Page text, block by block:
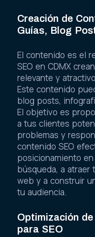
Creación de
Guías, Blog
El contenido es el
SEO en CDMX
relevante y
Este contenido
blog posts,
El objetivo es
a tus clientes
problemas y
contenido SEO
posicionamiento
búsqueda, a atraer
web y a construir
tu audiencia.
Optimización
para SEO